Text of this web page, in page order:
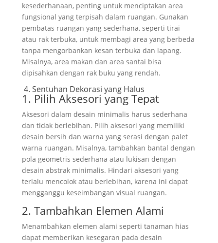
kesederhanaan, penting untuk menciptakan area
fungsional yang terpisah dalam ruangan. Gunakan
pembatas ruangan yang sederhana, seperti tirai
atau rak terbuka, untuk membagi area yang berbeda
tanpa mengorbankan kesan terbuka dan lapang.
Misalnya, area makan dan area santai bisa
dipisahkan dengan rak buku yang rendah.
4. Sentuhan Dekorasi yang Halus
1. Pilih Aksesori yang Tepat
Aksesori dalam desain minimalis harus sederhana
dan tidak berlebihan. Pilih aksesori yang memiliki
desain bersih dan warna yang serasi dengan palet
warna ruangan. Misalnya, tambahkan bantal dengan
pola geometris sederhana atau lukisan dengan
desain abstrak minimalis. Hindari aksesori yang
terlalu mencolok atau berlebihan, karena ini dapat
mengganggu keseimbangan visual ruangan.
2. Tambahkan Elemen Alami
Menambahkan elemen alami seperti tanaman hias
dapat memberikan kesegaran pada desain